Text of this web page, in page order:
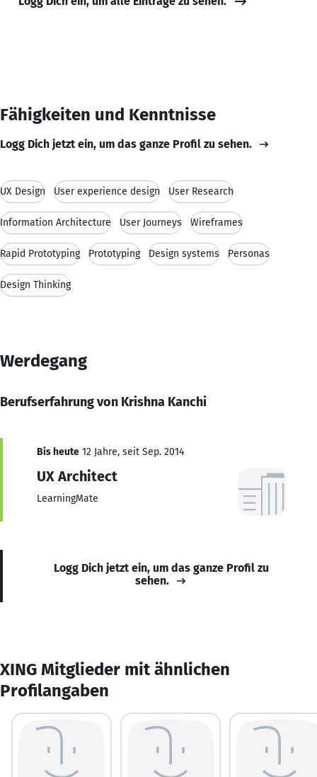
Fähigkeiten und Kenntnisse
Logg Dich jetzt ein, um das ganze Profil zu sehen.
UX Design User experience design User Research
Information Architecture User Journeys Wireframes
Rapid Prototyping Prototyping Design systems Personas
Design Thinking
Werdegang
Berufserfahrung von Krishna Kanchi
Bis heute 12 Jahre, seit Sep. 2014
UX Architect
LearningMate
Logg Dich jetzt ein, um das ganze Profil zu
sehen.
XING Mitglieder mit ähnlichen
Profilangaben